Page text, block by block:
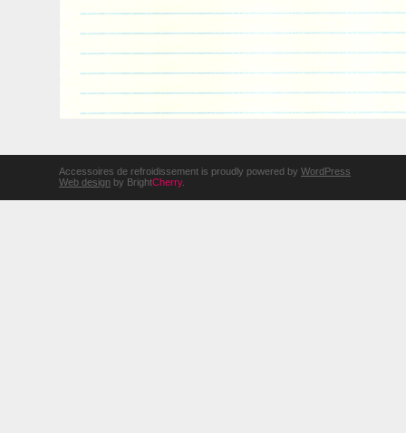
Accessoires de refroidissement is proudly powered by WordPress
Web design by BrightCherry.